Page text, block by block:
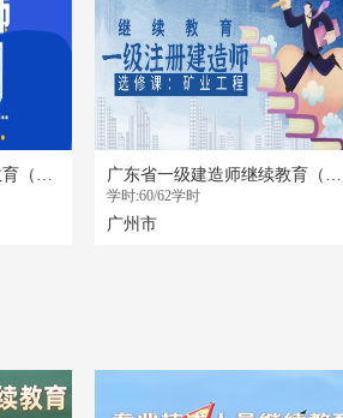
广东省一级建造师继续教育（必修课）网络学习班 广东省一级建造师继续教育（选修课-矿业工程）学习班
学时:60/62学时
广州市